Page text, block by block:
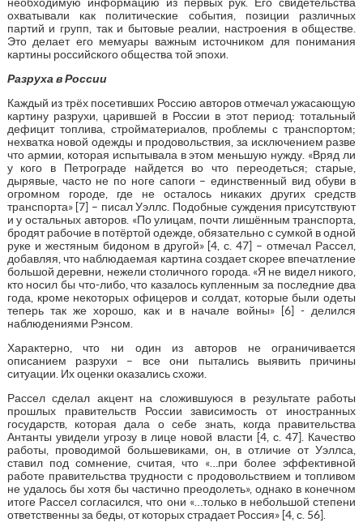
охватывали как политические события, позиции различных
партий и групп, так и бытовые реалии, настроения в обществе.
Это делает его мемуары важным источником для понимания
картины российского общества той эпохи.
Разруха в России
Каждый из трёх посетивших Россию авторов отмечал ужасающую
картину разрухи, царившей в России в этот период: тотальный
дефицит топлива, стройматериалов, проблемы с транспортом;
нехватка новой одежды и продовольствия, за исключением разве
что армии, которая испытывала в этом меньшую нужду. «Вряд ли
у кого в Петрограде найдется во что переодеться; старые,
дырявые, часто не по ноге сапоги – единственный вид обуви в
огромном городе, где не осталось никаких других средств
транспорта» [7] – писал Уэллс. Подобные суждения присутствуют
и у остальных авторов. «По улицам, почти лишённым транспорта,
бродят рабочие в потёртой одежде, обязательно с сумкой в одной
руке и жестяным бидоном в другой» [4, с. 47] – отмечал Рассел,
добавляя, что наблюдаемая картина создает скорее впечатление
большой деревни, нежели столичного города. «Я не видел никого,
кто носил бы что-либо, что казалось купленным за последние два
года, кроме некоторых офицеров и солдат, которые были одеты
теперь так же хорошо, как и в начале войны» [6] - делился
наблюдениями Рэнсом.
Характерно, что ни один из авторов не ограничивается
описанием разрухи – все они пытались выявить причины
ситуации. Их оценки оказались схожи.
Рассел сделал акцент на сложившуюся в результате работы
прошлых правительств России зависимость от иностранных
государств, которая дала о себе знать, когда правительства
Антанты увидели угрозу в лице новой власти [4, с. 47]. Качество
работы, проводимой большевиками, он, в отличие от Уэллса,
ставил под сомнение, считая, что «…при более эффективной
работе правительства трудности с продовольствием и топливом
не удалось бы хотя бы частично преодолеть», однако в конечном
итоге Рассел согласился, что они «…только в небольшой степени
ответственны за беды, от которых страдает Россия» [4, с. 56].